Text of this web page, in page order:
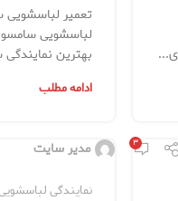
تعمیر لباسشویی
لباسشویی
بهترین
ادامه مطلب
۳ مدیر سایت
نمایندگی